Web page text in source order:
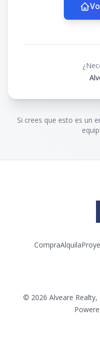
Si crees que esto es un
CompraAlquila
© 2026 Alveare Realty,